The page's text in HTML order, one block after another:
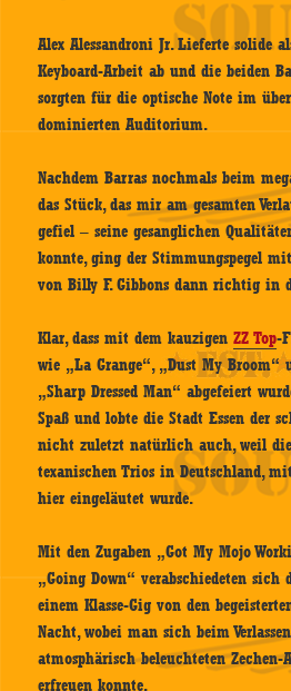
Alex Alessandroni Jr. Lieferte solide
Keyboard-Arbeit ab und die beiden
sorgten für die optische Note im
dominierten Auditorium.
Nachdem Barras nochmals beim
das Stück, das mir am gesamten
gefiel – seine gesanglichen
konnte, ging der Stimmungspegel
von Billy F. Gibbons dann richtig in
Klar, dass mit dem kauzigenZZ Top-
wie „La Grange“, „Dust My Broom“
„Sharp Dressed Man“ abgefeiert
Spaß und lobte die Stadt Essen der
nicht zuletzt natürlich auch, weil
texanischen Trios in Deutschland,
hier eingeläutet wurde.
Mit den Zugaben „Got My Mojo
„Going Down“ verabschiedeten
einem Klasse-Gig von den
Nacht, wobei man sich beim
atmosphärisch beleuchteten Zechen-
erfreuen konnte.